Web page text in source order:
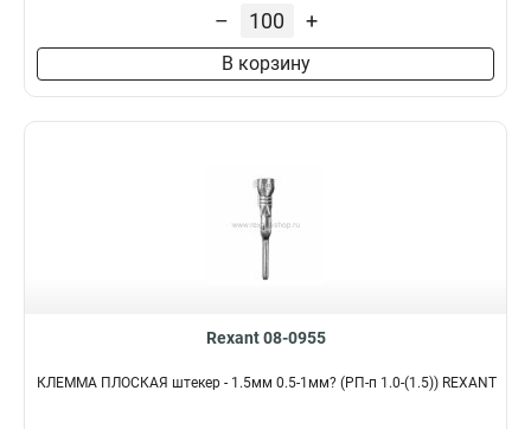
– +
В корзину
Rexant 08-0955
КЛЕММА ПЛОСКАЯ штекер - 1.5мм 0.5-1мм? (РП-п 1.0-(1.5)) REXANT